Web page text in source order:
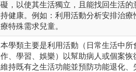
礙，以使其生活獨立，且能找回生活
持健康。例如：利用活動分析安排治
療特殊需求兒童。
本學類主要是利用活動（日常生活中
作、學習、娛樂）以幫助病人或個案恢
維持既有之生活功能並預防功能退化